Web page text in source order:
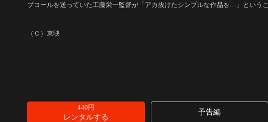
ブコールを送っていた工藤栄一監督が「アカ抜けたシンプルな作品を…」という
（Ｃ）東映
440円
レンタルする
予告編